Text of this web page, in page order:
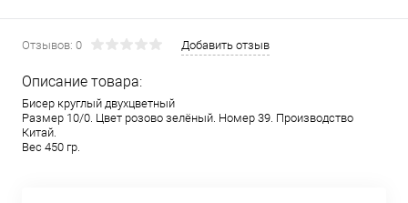
Отзывов: 0 Добавить отзыв
Описание товара:
Бисер круглый двухцветный
Размер 10/0. Цвет розово зелёный. Номер 39. Производство
Китай.
Вес 450 гр.